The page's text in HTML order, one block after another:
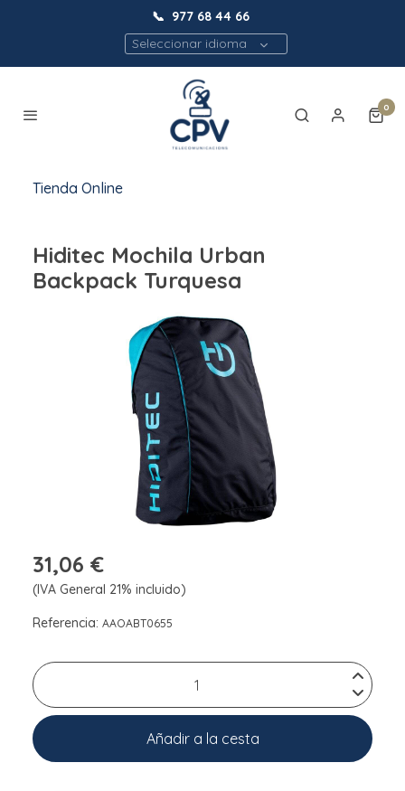
📞 977 68 44 66
Seleccionar idioma
0
Tienda Online
Hiditec Mochila Urban
Backpack Turquesa
31,06 €
(IVA General 21% incluido)
Referencia: AAOABT0655
Añadir a la cesta